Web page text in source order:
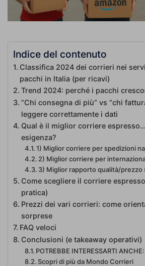
Indice del contenuto
Classifica 2024 dei corrieri nei
pacchi in Italia (per ricavi)
Trend 2024: perché i pacchi
“Chi consegna di più” vs “chi
leggere correttamente i dati
Qual è il miglior corriere
esigenza?
1) Miglior corriere per spedizioni
2) Miglior corriere per
3) Miglior rapporto qualità/prezzo
Come scegliere il corriere
pratica)
Prezzi dei vari corrieri: come
sorprese
FAQ veloci
Conclusioni (e takeaway operativi)
POTREBBE INTERESSARTI ANCHE:
Scopri di più da Mondo Corrieri